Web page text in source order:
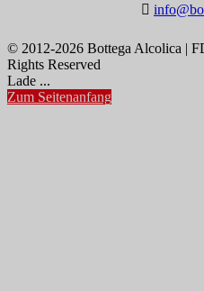

© 2012-2026 Bottega Alcolica |
Rights Reserved
Lade ...
Zum Seitenanfang